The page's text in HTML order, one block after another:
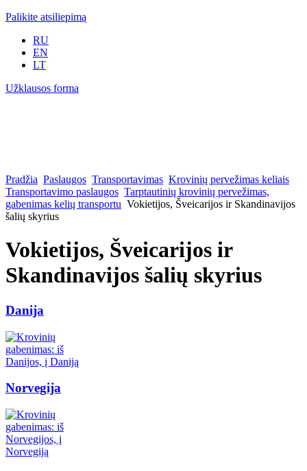
Palikite atsiliepimą
RU
EN
LT
Užklausos forma
Pradžia Paslaugos Transportavimas Krovinių pervežimas keliais
Transportavimo paslaugos Tarptautinių krovinių pervežimas,
gabenimas kelių transportu Vokietijos, Šveicarijos ir Skandinavijos
šalių skyrius
Vokietijos, Šveicarijos ir
Skandinavijos šalių skyrius
Danija
Norvegija